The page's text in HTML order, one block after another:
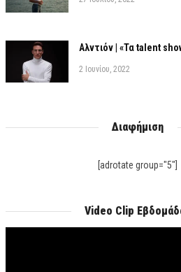
Αλντιόν | «Τα talent
2 Ιουνίου, 2022
Διαφήμιση
[adrotate group="5"]
Video Clip